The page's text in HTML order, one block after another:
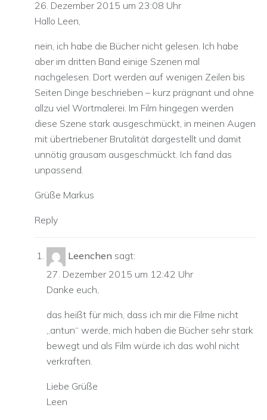
26. Dezember 2015 um 23:08 Uhr
Hallo Leen,
nein, ich habe die Bücher nicht gelesen. Ich habe
aber im dritten Band einige Szenen mal
nachgelesen. Dort werden auf wenigen Zeilen bis
Seiten Dinge beschrieben – kurz prägnant und ohne
allzu viel Wortmalerei. Im Film hingegen werden
diese Szene stark ausgeschmückt, in meinen Augen
mit übertriebener Brutalität dargestellt und damit
unnötig grausam ausgeschmückt. Ich fand das
unpassend.
Grüße Markus
Reply
Leenchen sagt:
27. Dezember 2015 um 12:42 Uhr
Danke euch,
das heißt für mich, dass ich mir die Filme nicht
„antun“ werde, mich haben die Bücher sehr stark
bewegt und als Film würde ich das wohl nicht
verkraften.
Liebe Grüße
Leen